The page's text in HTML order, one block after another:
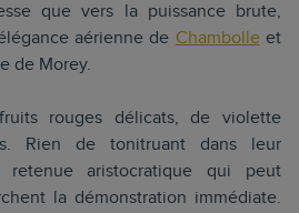
que vers la puissance brute,
aérienne de Chambolleet
de Morey.
rouges délicats, de violette
Rien de tonitruant dans leur
aristocratique qui peut
la démonstration immédiate.